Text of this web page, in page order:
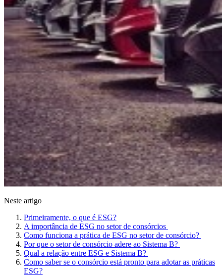
Neste artigo
Primeiramente, o que é ESG?
A importância de ESG no setor de consórcios
Como funciona a prática de ESG no setor de consórcio?
Por que o setor de consórcio adere ao Sistema B?
Qual a relação entre ESG e Sistema B?
Como saber se o consórcio está pronto para adotar as práticas
ESG?